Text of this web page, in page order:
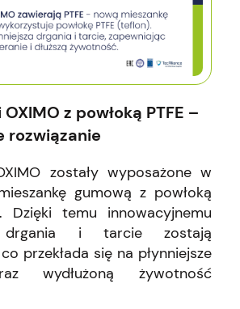
z powłoką PTFE –
rozwiązanie
zostały wyposażone w
gumową z powłoką
Dzięki temu innowacyjnemu
drgania i tarcie zostają
przekłada się na płynniejsze
wydłużoną żywotność